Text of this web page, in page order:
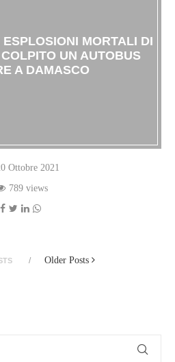
MORTALI DI
UN AUTOBUS
A DAMASCO
Ottobre 2021
789 views
Older Posts